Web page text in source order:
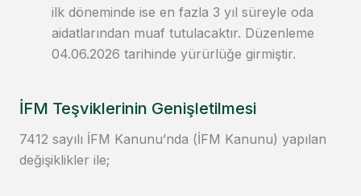
ilk döneminde ise en fazla 3 yıl süreyle oda
aidatlarından muaf tutulacaktır. Düzenleme
04.06.2026 tarihinde yürürlüğe girmiştir.
İFM Teşviklerinin Genişletilmesi
7412 sayılı İFM Kanunu’nda (İFM Kanunu) yapılan
değişiklikler ile;